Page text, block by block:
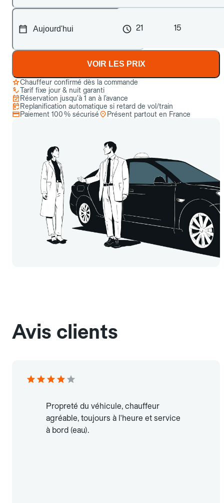
21 15
VOIR LES PRIX
Chauffeur confirmé dès la commande
Tarif fixe jour & nuit garanti
Réservation jusqu’à 1 an à l’avance
Replanification automatique si retard de vol/train
Paiement 100 % sécurisé
Présent partout en France
Avis clients
Propreté du véhicule, chauffeur
agréable, toujours à l'heure et service
à bord (eau).